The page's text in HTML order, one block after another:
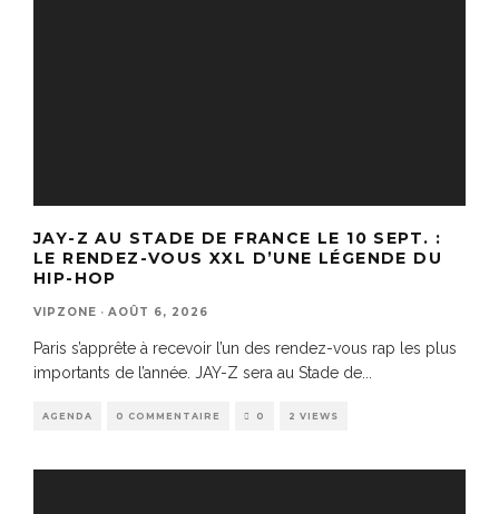
JAY-Z AU STADE DE FRANCE LE 10 SEPT. :
LE RENDEZ-VOUS XXL D’UNE LÉGENDE DU
HIP-HOP
VIPZONE · AOÛT 6, 2026
Paris s’apprête à recevoir l’un des rendez-vous rap les plus
importants de l’année. JAY-Z sera au Stade de
AGENDA 0 COMMENTAIRE 0 2 VIEWS